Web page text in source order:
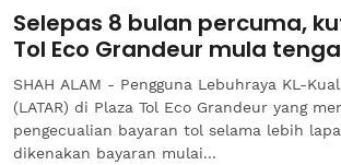
Selepas 8 bulan percuma,
Tol Eco Grandeur mula
SHAH ALAM - Pengguna Lebuhraya KL-
(LATAR) di Plaza Tol Eco Grandeur yang
pengecualian bayaran tol selama lebih
dikenakan bayaran mulai...